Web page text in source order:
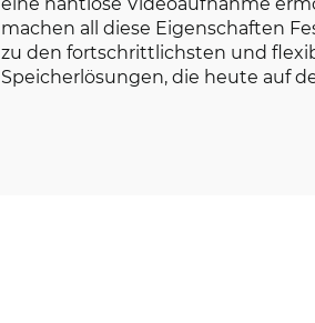
machen all diese Eigenschaften
zu den fortschrittlichsten und
Speicherlösungen, die heute auf